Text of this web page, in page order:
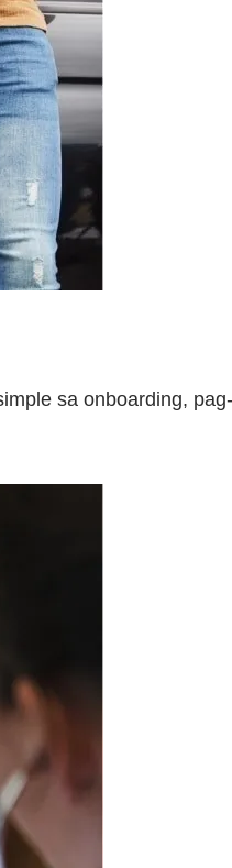
sa onboarding,